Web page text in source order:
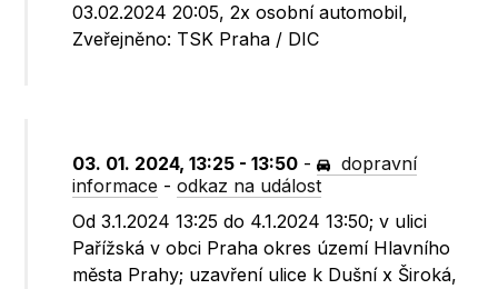
03.02.2024 20:05, 2x osobní automobil,
Zveřejněno: TSK Praha / DIC
03. 01. 2024, 13:25 - 13:50 -
dopravní
informace -odkaz na událost
Od 3.1.2024 13:25 do 4.1.2024 13:50; v ulici
Pařížská v obci Praha okres území Hlavního
města Prahy; uzavření ulice k Dušní x Široká,